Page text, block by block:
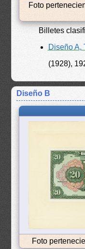
Foto
Billetes
Diseño A,
(1928),
Diseño B
Foto